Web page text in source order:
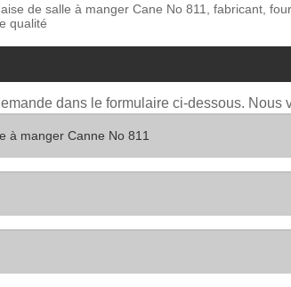
de salle à manger Cane No 811, fabricant,
qualité
dans le formulaire ci-dessous. Nous